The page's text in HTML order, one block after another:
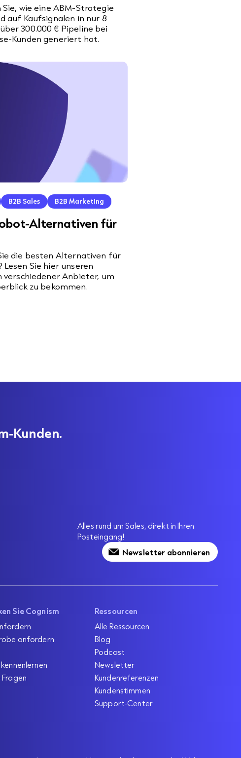
wie eine ABM-Strategie
auf Kaufsignalen in nur 8
300.000 € Pipeline bei
Kunden generiert hat.
B2B Sales B2B Marketing
Alternativen für
die besten Alternativen für
Lesen Sie hier unseren
verschiedener Anbieter, um
zu bekommen.
Kunden.
Alles rund um Sales, direkt in Ihren
Posteingang!
Newsletter abonnieren
Sie Cognism
anfordern
Ressourcen
Alle Ressourcen
Blog
Podcast
Newsletter
Kundenreferenzen
Kundenstimmen
Support-Center